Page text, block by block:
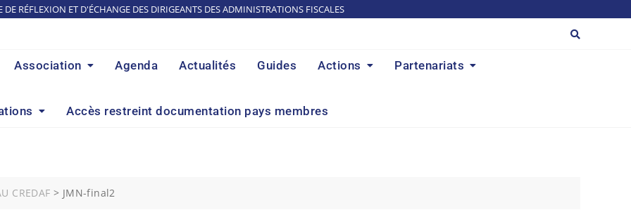
DE RÉFLEXION ET D'ÉCHANGE DES DIRIGEANTS DES ADMINISTRATIONS FISCALES
Association Agenda Actualités Guides Actions Partenariats
Accès restreint documentation pays membres
CREDAF > JMN-final2